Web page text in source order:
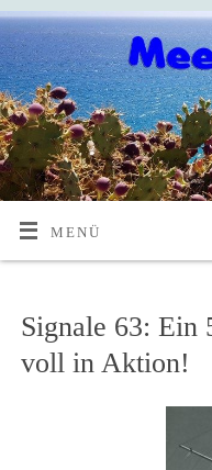
MENÜ
Signale 63: Ein
voll in Aktion!